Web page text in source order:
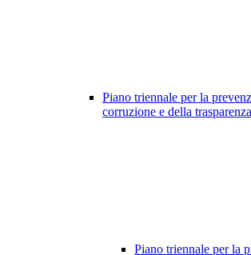
Piano triennale per la
corruzione e della trasparenza
Piano triennale per la